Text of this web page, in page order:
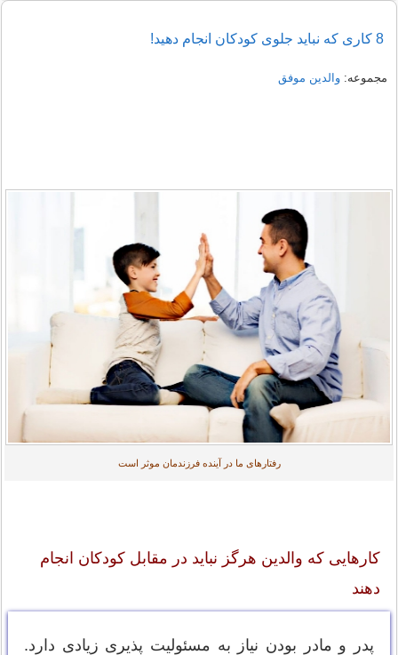
8 کاری که نباید جلوی کودکان انجام دهید!
مجموعه:والدین موفق
رفتارهای ما در آینده فرزندمان موثر است
کارهایی که والدین هرگز نباید در مقابل کودکان انجام
دهند
پدر و مادر بودن نیاز به مسئولیت پذیری زیادی دارد.